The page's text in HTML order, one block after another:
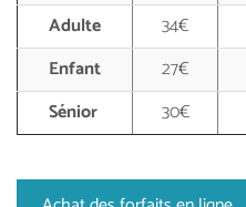
Adulte
34€
Enfant
27€
Sénior
30€